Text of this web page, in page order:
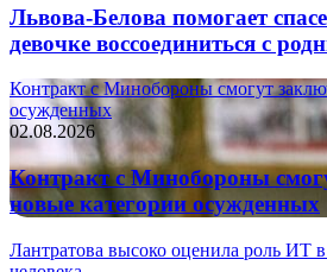
Львова-Белова помогает
девочке воссоединиться с
Контракт с Минобороны смогут
осужденных
02.08.2026
Контракт с Минобороны
новые категории осужденных
Лантратова высоко оценила роль ИТ